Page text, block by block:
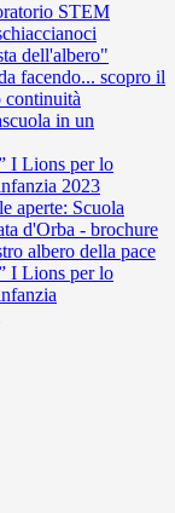
STEM
dell'albero"
facendo... scopro il
continuità
in un
I Lions per lo
2023
aperte: Scuola
d'Orba - brochure
albero della pace
I Lions per lo